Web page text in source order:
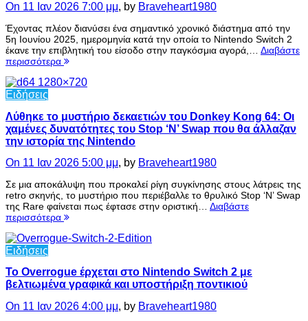
On 11 Ιαν 2026 7:00 μμ, by Braveheart1980
Έχοντας πλέον διανύσει ένα σημαντικό χρονικό διάστημα από την
5η Ιουνίου 2025, ημερομηνία κατά την οποία το Nintendo Switch 2
έκανε την επιβλητική του είσοδο στην παγκόσμια αγορά,… Διαβάστε
περισσότερα
Ειδήσεις
Λύθηκε το μυστήριο δεκαετιών του Donkey Kong 64: Οι
χαμένες δυνατότητες του Stop ‘N’ Swap που θα άλλαζαν
την ιστορία της Nintendo
On 11 Ιαν 2026 5:00 μμ, by Braveheart1980
Σε μια αποκάλυψη που προκαλεί ρίγη συγκίνησης στους λάτρεις της
retro σκηνής, το μυστήριο που περιέβαλλε το θρυλικό Stop ‘N’ Swap
της Rare φαίνεται πως έφτασε στην οριστική… Διαβάστε
περισσότερα
Ειδήσεις
Το Overrogue έρχεται στο Nintendo Switch 2 με
βελτιωμένα γραφικά και υποστήριξη ποντικιού
On 11 Ιαν 2026 4:00 μμ, by Braveheart1980